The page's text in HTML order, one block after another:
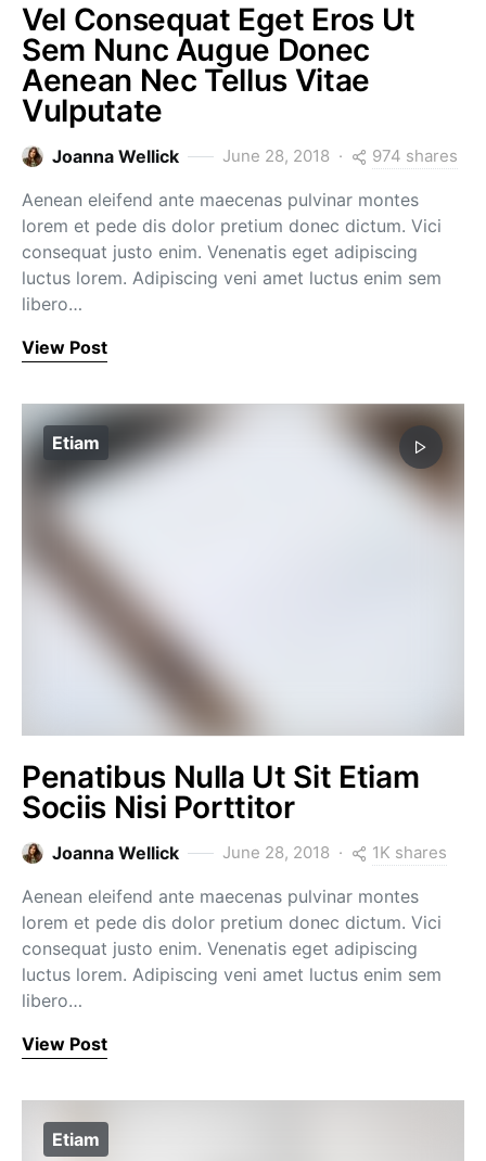
Vel Consequat Eget Eros Ut
Sem Nunc Augue Donec
Aenean Nec Tellus Vitae
Vulputate
Joanna Wellick June 28, 2018 974 shares
Aenean eleifend ante maecenas pulvinar montes
lorem et pede dis dolor pretium donec dictum. Vici
consequat justo enim. Venenatis eget adipiscing
luctus lorem. Adipiscing veni amet luctus enim sem
libero…
View Post
Etiam
Penatibus Nulla Ut Sit Etiam
Sociis Nisi Porttitor
Joanna Wellick June 28, 2018 1K shares
Aenean eleifend ante maecenas pulvinar montes
lorem et pede dis dolor pretium donec dictum. Vici
consequat justo enim. Venenatis eget adipiscing
luctus lorem. Adipiscing veni amet luctus enim sem
libero…
View Post
Etiam